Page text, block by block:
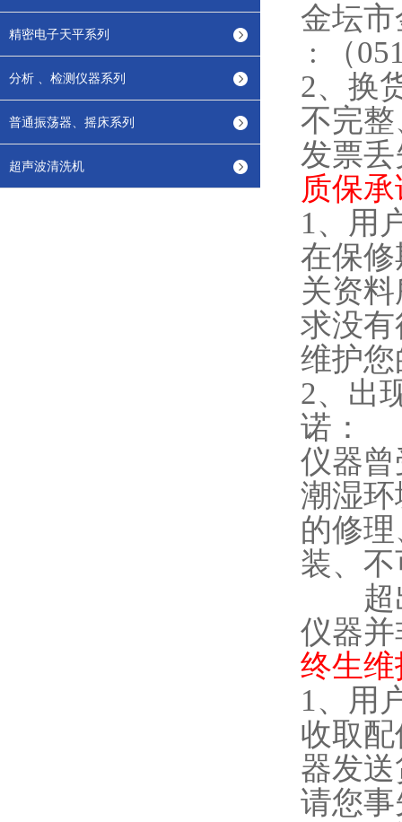
精密电子天平系列
分析 、检测仪器系列
普通振荡器、摇床系列
超声波清洗机
金坛
:
（
2、换
不完
发票
质保
1、用
在保
关资
求没
维护
2、出
诺：
仪器
潮湿
的修
装、
超出
仪器
终生
1、用
收取
器发
请您